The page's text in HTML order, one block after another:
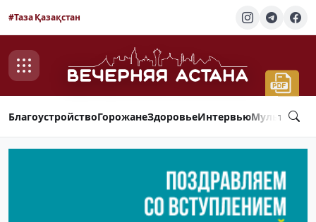
#Таза Қазақстан
БлагоустройствоГорожанеЗдоровьеИнтервью